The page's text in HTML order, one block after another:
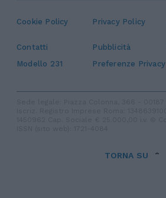
Cookie Policy Privacy Policy
Contatti Pubblicità
Modello 231
Preferenze Privacy
TORNA SU